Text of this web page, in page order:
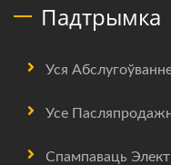
Падтрымка
Уся
Усе
Спампаваць